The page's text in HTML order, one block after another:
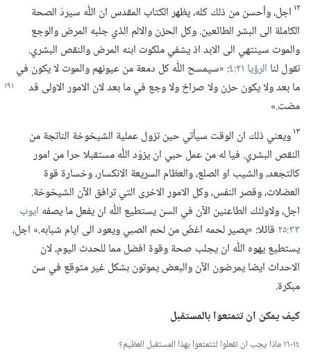
١٢ اجل،‏ وأحسن من ذلك كله،‏ يظهر الكتاب المقدس ان اللّٰه سيردّ الصحة
الكاملة الى البشر الطائعين.‏ وكل الحزن والالم الذي جلبه المرض والوجع
والموت سينتهي الى الابد اذ يشفي ملكوت ابنه المرض والنقص البشري.‏
تقول لنا الرؤيا ٢١:‏٤
‏:‏ «سيمسح اللّٰه كل دمعة من عيونهم والموت لا يكون في
ما بعد ولا يكون حزن ولا صراخ ولا وجع في ما بعد لان الامور الاولى قد
مضت.‏»‏
١٣ويعني ذلك ان الوقت سيأتي حين تزول عملية الشيخوخة الناتجة من
النقص البشري.‏ فيا له من عمل حبي ان يزوّد اللّٰه مستقبلا حرا من امور
كالتجعد،‏ والشيب او الصلع،‏ والعظام السريعة الانكسار،‏ وخسارة قوة
العضلات،‏ وقصر النفس،‏ وكل الامور الاخرى التي ترافق الآن الشيخوخة.‏
اجل،‏ ولاولئك الطاعنين الآن في السن يستطيع اللّٰه ان يفعل ما يصفه ايوب
٣٣:‏٢٥
قائلا:‏ «يصير لحمه اغضّ من لحم الصبي ويعود الى ايام شبابه.‏» اجل،‏
يستطيع يهوه اللّٰه ان يجلب صحة وقوة افضل مما للحدث اليوم،‏ لان
الاحداث ايضا يمرضون الآن والبعض يموتون بشكل غير متوقع في سن
مبكرة.‏
كيف يمكن ان تتمتعوا بالمستقبل
١٤-‏١٦ ماذا يجب ان تفعلوا لتتمتعوا بهذا المستقبل العظيم؟‏